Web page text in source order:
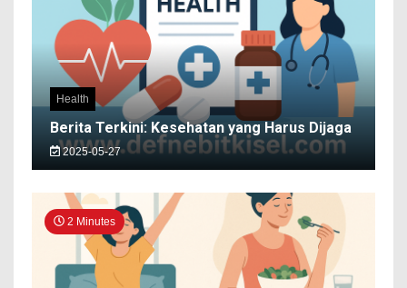
Health
Berita Terkini: Kesehatan yang Harus Dijaga
2025-05-27
2 Minutes